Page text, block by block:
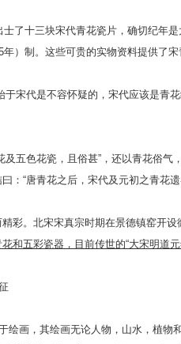
士了十三块宋代青花瓷片，确切纪年
）制。这些可贵的实物资料提供了宋
于宋代是不容怀疑的，宋代应该是青
及五色花瓷，且俗甚”，还以青花俗
：“唐青花之后，宋代及元初之青花
彩。北宋宋真宗时期在景德镇窑开
和五彩瓷器，目前传世的“大宋明道
绘画，其绘画无论人物，山水，植